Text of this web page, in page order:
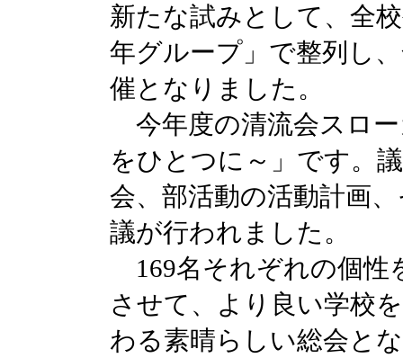
新たな試みとして、全
年グループ」で整列し
催となりました。
今年度の清流会スロー
をひとつに～」です。
会、部活動の活動計画
議が行われました。
169名それぞれの個性
させて、より良い学校
わる素晴らしい総会と